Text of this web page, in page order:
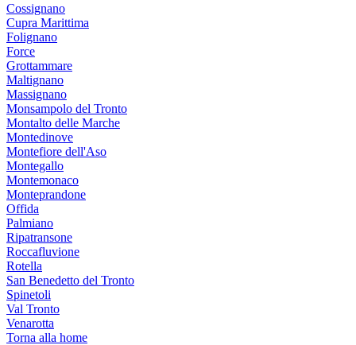
Cossignano
Cupra Marittima
Folignano
Force
Grottammare
Maltignano
Massignano
Monsampolo del Tronto
Montalto delle Marche
Montedinove
Montefiore dell'Aso
Montegallo
Montemonaco
Monteprandone
Offida
Palmiano
Ripatransone
Roccafluvione
Rotella
San Benedetto del Tronto
Spinetoli
Val Tronto
Venarotta
Torna alla home